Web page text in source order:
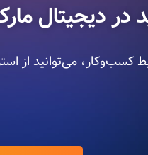
در دیجیتال
کسب‌وکار، می‌توانید از